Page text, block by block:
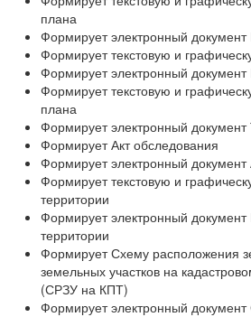
Тесты кадастрового инженера
Законы
XML-схемы Росреестра
Справка
Контакты
О компании
плана
Формирует электронный
Формирует текстовую и
Формирует электронный документ
Формирует текстовую и
плана
Формирует электронный документ
Формирует Акт обследования
Формирует электронный документ
Формирует текстовую и
территории
Формирует электронный документ
территории
Формирует Схему расположения
земельных участков на
(СРЗУ на КПТ)
Формирует электронный